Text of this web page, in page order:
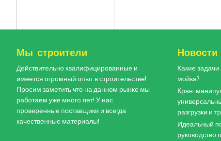
Мы строители
Действительно квалифицированные и
имеется огромный опыт в строительстве!
Просим заметить что на данном рынке мы
работаем уже много лет! У нас
проверенные поставщики и всегда
качественные материалы!
Новости
Какие
мойка?
Кран-
разгрузки и
Идеальный
руководство